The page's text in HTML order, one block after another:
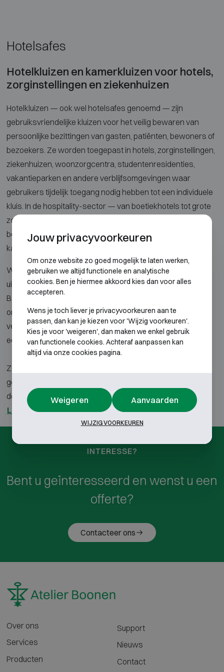
Hotelsafes
Hotelkluizen en kamerkluizen voor hotels,
zorginstellingen en ziekenhuizen
Hotelkluizen — ook wel hotelsafes genoemd — zijn
gebruiksvriendelijke kluizen voor het veilig bewaren van
persoonlijke bezittingen van gasten, patiënten, bewoners of
bezoekers. Ze worden toegepast in hotels, zorginstellingen,
ziekenhuizen, woonzorgcentra, studentenresidenties,
vakantieparken en andere verblijfsomgevingen waar
gebruikers tijdelijk toegang nodig hebben tot een individuele
kluis. In de hospitality-sector — van boetiekhotels tot grote
zorggroepen — is een betrouwbare en eenvoudig te
beheren hotelkluis een standaard onderdeel van de
kamerinrichting.
Wij leveren hotelkluizen, kamerkluizen en patiëntkluizen
uitsluitend voor professionele toepassingen en grotere
B2B-installaties. Deze categorie is bedoeld voor
organisaties die meerdere kamers, afdelingen of
verblijfsruimtes willen uitrusten met betrouwbare en
eenvoudig te beheren kluizen.
Zoekt u één kluis, of een compact kluisje voor particulier
gebruik? Dan verwijzen wij u graag door naar
de
gepantserde kasten
Lees meer
INTERESSE?
Bent u geïnteresseerd en wenst u een
offerte?
Contacteer ons
Over ons
Services
Producten
Support
Nieuws
Contact
Jouw privacyvoorkeuren
Om onze website zo goed mogelijk te laten werken,
gebruiken we altijd functionele en analytische
cookies. Ben je hiermee akkoord kies dan voor alles
accepteren.
Wens je toch liever je privacyvoorkeuren aan te
passen, dan kan je kiezen voor 'Wijzig voorkeuren'.
Kies je voor 'weigeren', dan maken we enkel gebruik
van functionele cookies. Achteraf aanpassen kan
altijd via onze cookies pagina.
Weigeren Aanvaarden
WIJZIG VOORKEUREN